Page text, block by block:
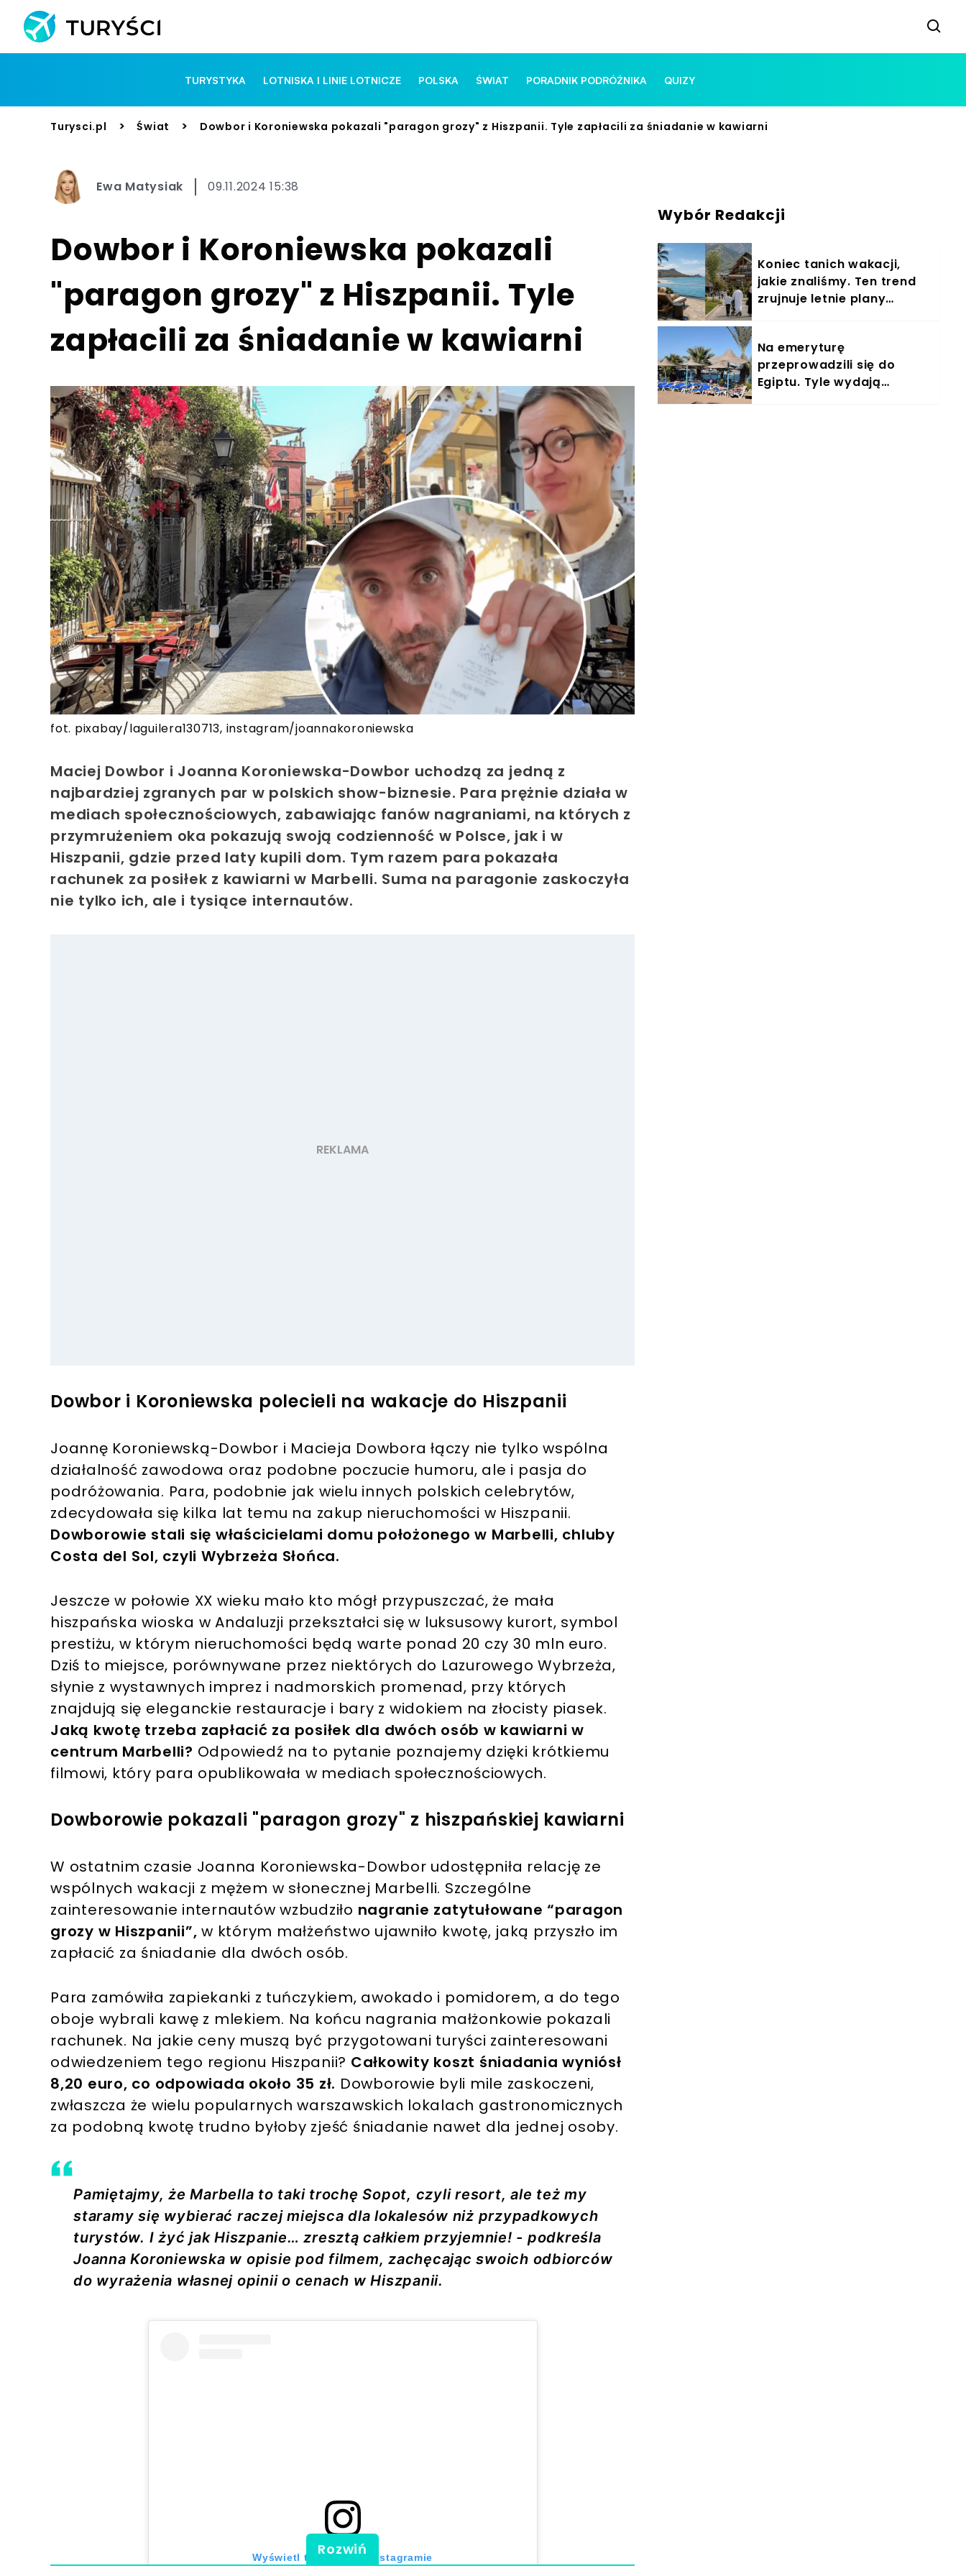
TURYSTYKA LOTNISKA I LINIE LOTNICZE POLSKA ŚWIAT PORADNIK PODRÓŻNIKA QUIZY
Turysci.pl > Świat > Dowbor i Koroniewska pokazali "paragon grozy" z Hiszpanii. Tyle zapłacili za śniadanie w kawiarni
Ewa Matysiak 09.11.2024 15:38
Dowbor i Koroniewska pokazali
"paragon grozy" z Hiszpanii. Tyle
zapłacili za śniadanie w kawiarni
fot. pixabay/laguilera130713, instagram/joannakoroniewska
Maciej Dowbor i Joanna Koroniewska-Dowbor uchodzą za jedną z
najbardziej zgranych par w polskich show-biznesie. Para prężnie działa w
mediach społecznościowych, zabawiając fanów nagraniami, na których z
przymrużeniem oka pokazują swoją codzienność w Polsce, jak i w
Hiszpanii, gdzie przed laty kupili dom. Tym razem para pokazała
rachunek za posiłek z kawiarni w Marbelli. Suma na paragonie zaskoczyła
nie tylko ich, ale i tysiące internautów.
Dowbor i Koroniewska polecieli na wakacje do Hiszpanii
Joannę Koroniewską-Dowbor i Macieja Dowbora łączy nie tylko wspólna
działalność zawodowa oraz podobne poczucie humoru, ale i pasja do
podróżowania. Para, podobnie jak wielu innych polskich celebrytów,
zdecydowała się kilka lat temu na zakup nieruchomości w Hiszpanii.
Dowborowie stali się właścicielami domu położonego w Marbelli, chluby
Costa del Sol, czyli Wybrzeża Słońca.
Jeszcze w połowie XX wieku mało kto mógł przypuszczać, że mała
hiszpańska wioska w Andaluzji przekształci się w luksusowy kurort, symbol
prestiżu, w którym nieruchomości będą warte ponad 20 czy 30 mln euro.
Dziś to miejsce, porównywane przez niektórych do Lazurowego Wybrzeża,
słynie z wystawnych imprez i nadmorskich promenad, przy których
znajdują się eleganckie restauracje i bary z widokiem na złocisty piasek.
Jaką kwotę trzeba zapłacić za posiłek dla dwóch osób w kawiarni w
centrum Marbelli? Odpowiedź na to pytanie poznajemy dzięki krótkiemu
filmowi, który para opublikowała w mediach społecznościowych.
Dowborowie pokazali "paragon grozy" z hiszpańskiej kawiarni
W ostatnim czasie Joanna Koroniewska-Dowbor udostępniła relację ze
wspólnych wakacji z mężem w słonecznej Marbelli. Szczególne
zainteresowanie internautów wzbudziło nagranie zatytułowane “paragon
grozy w Hiszpanii”, w którym małżeństwo ujawniło kwotę, jaką przyszło im
zapłacić za śniadanie dla dwóch osób.
Para zamówiła zapiekanki z tuńczykiem, awokado i pomidorem, a do tego
oboje wybrali kawę z mlekiem. Na końcu nagrania małżonkowie pokazali
rachunek. Na jakie ceny muszą być przygotowani turyści zainteresowani
odwiedzeniem tego regionu Hiszpanii? Całkowity koszt śniadania wyniósł
8,20 euro, co odpowiada około 35 zł. Dowborowie byli mile zaskoczeni,
zwłaszcza że wielu popularnych warszawskich lokalach gastronomicznych
za podobną kwotę trudno byłoby zjeść śniadanie nawet dla jednej osoby.
Pamiętajmy, że Marbella to taki trochę Sopot, czyli resort, ale też my
staramy się wybierać raczej miejsca dla lokalesów niż przypadkowych
turystów. I żyć jak Hiszpanie… zresztą całkiem przyjemnie! - podkreśla
Joanna Koroniewska w opisie pod filmem, zachęcając swoich odbiorców
do wyrażenia własnej opinii o cenach w Hiszpanii.
Wyświetl ten post na Instagramie
Rozwiń
Wybór Redakcji
Koniec tanich wakacji,
jakie znaliśmy. Ten trend
zrujnuje letnie plany
Na emeryturę
przeprowadzili się do
Egiptu. Tyle wydają